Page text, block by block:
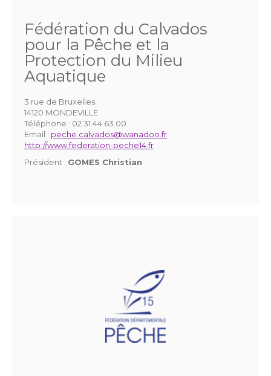
Fédération du Calvados
pour la Pêche et la
Protection du Milieu
Aquatique
3 rue de Bruxelles
14120 MONDEVILLE
Téléphone : 02.31.44.63.00
Email : peche.calvados@wanadoo.fr
http://www.federation-peche14.fr
Président : GOMES Christian